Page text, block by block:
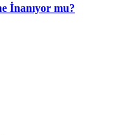
İnanıyor mu?